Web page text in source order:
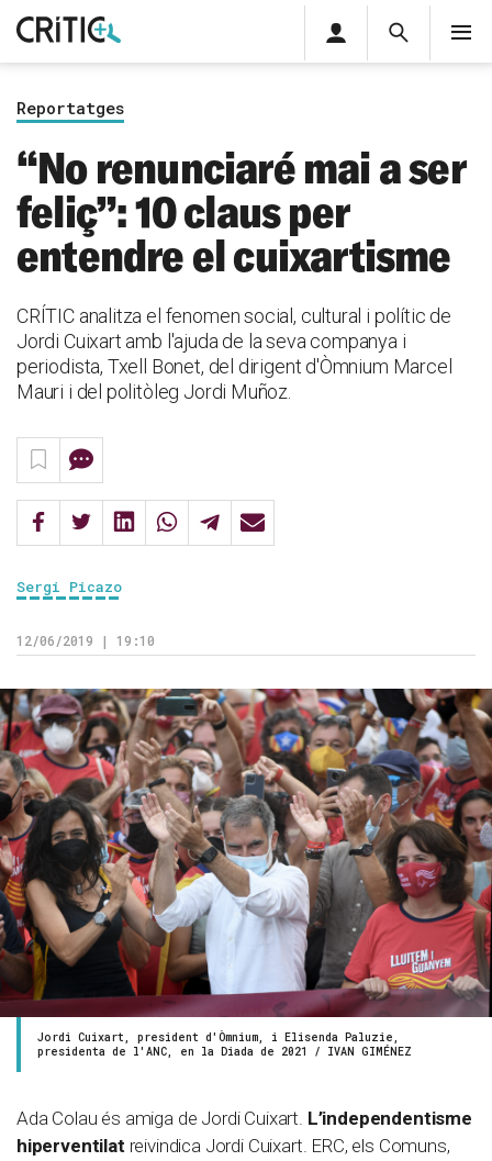
Cerca
privada
Inicia sessió
Reportatges
“No renunciaré mai a ser
feliç”: 10 claus per
entendre el cuixartisme
CRÍTIC analitza el fenomen social, cultural i polític de
Jordi Cuixart amb l'ajuda de la seva companya i
periodista, Txell Bonet, del dirigent d'Òmnium Marcel
Mauri i del politòleg Jordi Muñoz.
Sergi Picazo
12/06/2019 | 19:10
Jordi Cuixart, president d'Òmnium, i Elisenda Paluzie,
presidenta de l'ANC, en la Diada de 2021 / IVAN GIMÉNEZ
Ada Colau és amiga de Jordi Cuixart. L’independentisme
hiperventilat reivindica Jordi Cuixart. ERC, els Comuns,